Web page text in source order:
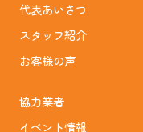
代表あいさつ
スタッフ紹介
お客様の声
協力業者
イベント情報